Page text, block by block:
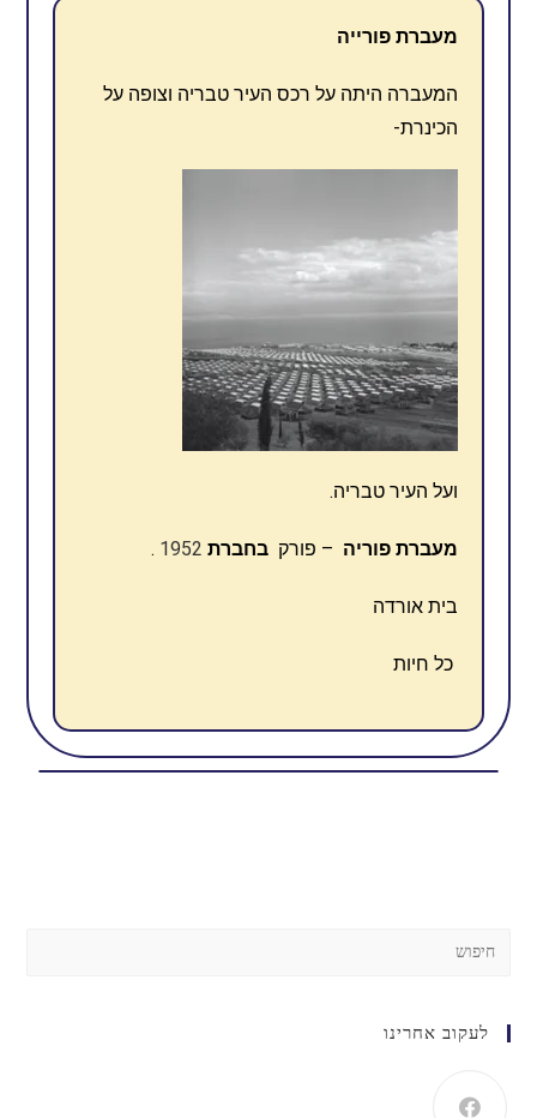
מעברת פורייה
המעברה היתה על רכס העיר טבריה וצופה על
הכינרת-
ועל העיר טבריה.
מעברת פוריה – פורקבחברת 1952
.
בית אורדה
כל חיות
לעקוב אחרינו